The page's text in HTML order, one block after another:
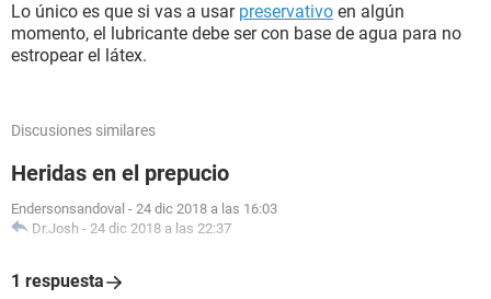
Lo único es que si vas a usar preservativo en algún
momento, el lubricante debe ser con base de agua para no
estropear el látex.
Discusiones similares
Heridas en el prepucio
Endersonsandoval - 24 dic 2018 a las 16:03
Dr.Josh - 24 dic 2018 a las 22:37
1 respuesta